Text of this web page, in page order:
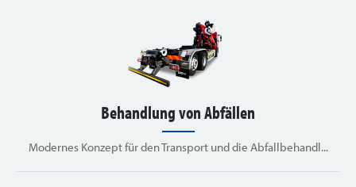
Behandlung von Abfällen
Modernes Konzept für den Transport und die Abfallbehandl...